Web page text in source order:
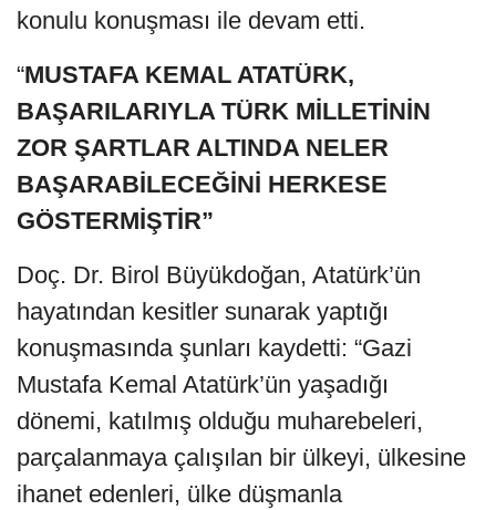
konulu konuşması ile devam etti.
“MUSTAFA KEMAL ATATÜRK,
BAŞARILARIYLA TÜRK MİLLETİNİN
ZOR ŞARTLAR ALTINDA NELER
BAŞARABİLECEĞİNİ HERKESE
GÖSTERMİŞTİR”
Doç. Dr. Birol Büyükdoğan, Atatürk’ün
hayatından kesitler sunarak yaptığı
konuşmasında şunları kaydetti: “Gazi
Mustafa Kemal Atatürk’ün yaşadığı
dönemi, katılmış olduğu muharebeleri,
parçalanmaya çalışılan bir ülkeyi, ülkesine
ihanet edenleri, ülke düşmanla